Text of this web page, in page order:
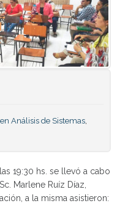
Análisis de Sistemas,
19:30 hs. se llevó a cabo
Marlene Ruíz Díaz,
a la misma asistieron: